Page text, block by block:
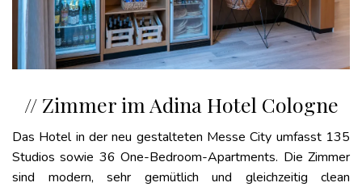
// Zimmer im Adina Hotel Cologne
Das Hotel in der neu gestalteten Messe City umfasst 135
Studios sowie 36 One-Bedroom-Apartments. Die Zimmer
sind modern, sehr gemütlich und gleichzeitig clean